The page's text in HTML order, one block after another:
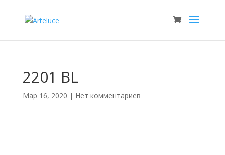
2201 BL
Мар 16, 2020 | Нет комментариев